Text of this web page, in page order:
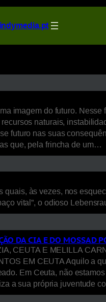
indymedia.pt
imagem do futuro.
naturais,
futuro nas suas
que, pela frincha de um…
às vezes, nos
vital”, o odioso
DA CIA E DO MOSSAD
CEUTA E MELILLA
EM CEUTA Aquilo a
Em Ceuta, não
a sua própria juventude